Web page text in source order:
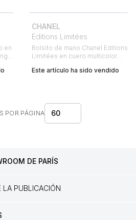
en
CHANEL
Editions Limitées
Bolsito de mano Chanel Editions
Limitées en cuero multicolor
cuero color crema
Este artículo ha sido vendido
POR PÁGINA 60
DE PARÍS
LA PUBLICACIÓN